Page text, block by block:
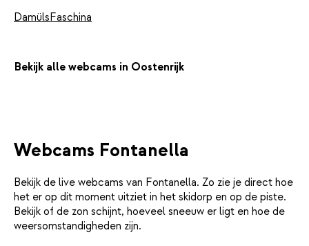
DamülsFaschina
Bekijk alle webcams in Oostenrijk
Webcams Fontanella
Bekijk de live webcams van Fontanella. Zo zie je direct hoe
het er op dit moment uitziet in het skidorp en op de piste.
Bekijk of de zon schijnt, hoeveel sneeuw er ligt en hoe de
weersomstandigheden zijn.